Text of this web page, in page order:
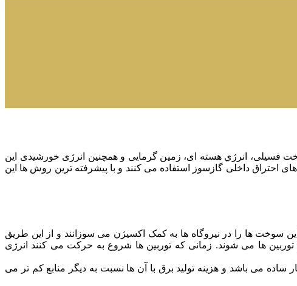
فسیلی، انرژي هسته ای، زمین گرمایی و همچنین انرژی خورشیدی این
های احتراق داخلی گازسوز استفاده می کنند و با پیشرفته ترین روش ها این
سوخت ها را در نیروگاه ها به کمک اکسیژن می سوزانند و از این طریق
ها می شوند. زمانی که توربین ها شروع به حرکت می کنند انرژی
ساده می باشد و هزینه تولید برق با آن ها نسبت به دیگر منابع کم تر می